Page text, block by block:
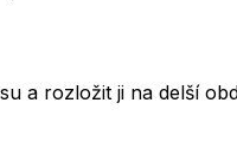
a rozložit ji na delší